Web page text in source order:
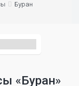
Буран
«Буран»